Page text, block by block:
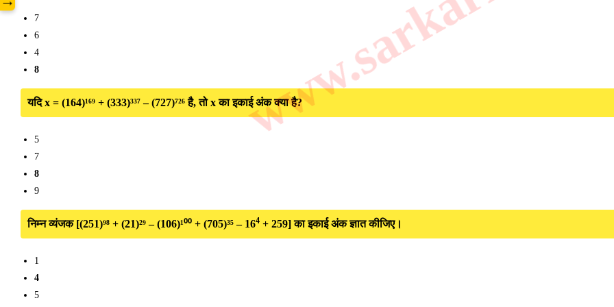
7
6
4
8
यदि x = (164)¹⁶⁹ + (333)³³⁷ – (727)⁷²⁶ है, तो x का इकाई अंक क्या है?
5
7
8
9
निम्न व्यंजक [(251)⁹⁸ + (21)²⁹ – (106)¹⁰⁰ + (705)³⁵ – 164 + 259] का इकाई अंक ज्ञात कीजिए।
1
4
5